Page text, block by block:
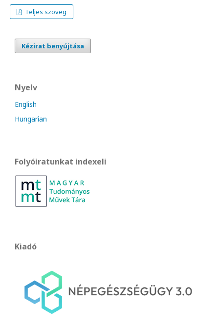
Teljes szöveg
Kézirat benyújtása
Nyelv
English
Hungarian
Folyóiratunkat indexeli
Kiadó